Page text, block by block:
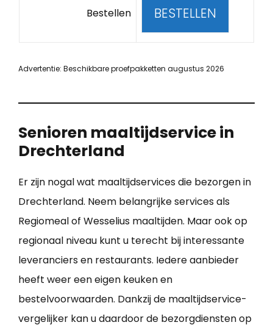
Bestellen BESTELLEN
Advertentie: Beschikbare proefpakketten augustus 2026
Senioren maaltijdservice in
Drechterland
Er zijn nogal wat maaltijdservices die bezorgen in
Drechterland. Neem belangrijke services als
Regiomeal of Wesselius maaltijden. Maar ook op
regionaal niveau kunt u terecht bij interessante
leveranciers en restaurants. Iedere aanbieder
heeft weer een eigen keuken en
bestelvoorwaarden. Dankzij de maaltijdservice-
vergelijker kan u daardoor de bezorgdiensten op